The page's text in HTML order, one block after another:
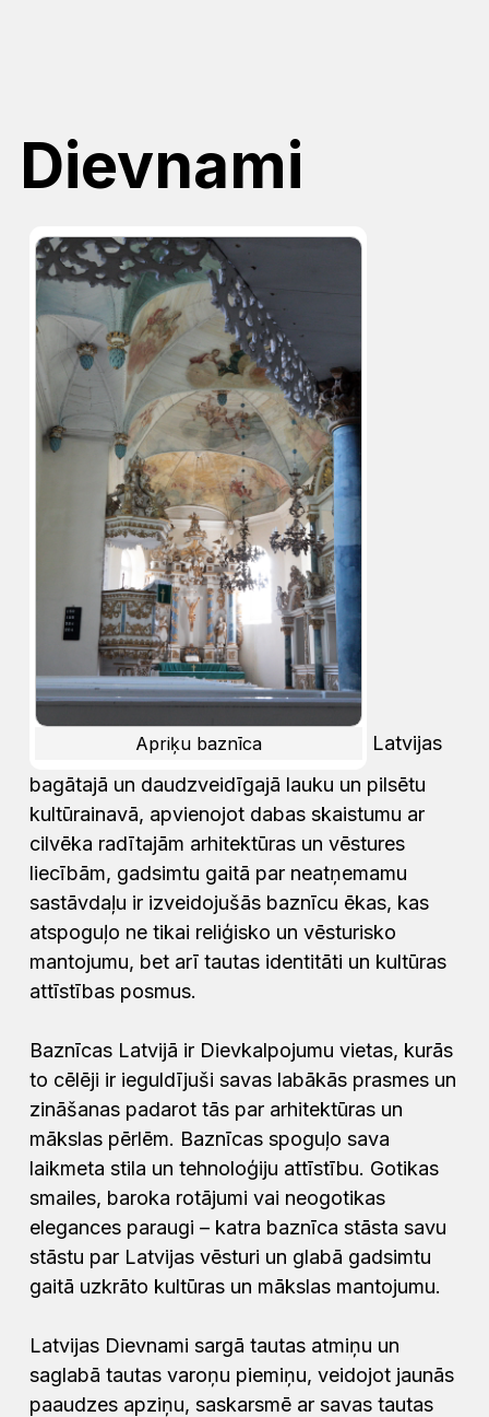
Dievnami
Apriķu baznīca
Latvijas
bagātajā un daudzveidīgajā lauku un pilsētu
kultūrainavā, apvienojot dabas skaistumu ar
cilvēka radītajām arhitektūras un vēstures
liecībām, gadsimtu gaitā par neatņemamu
sastāvdaļu ir izveidojušās baznīcu ēkas, kas
atspoguļo ne tikai reliģisko un vēsturisko
mantojumu, bet arī tautas identitāti un kultūras
attīstības posmus.
Baznīcas Latvijā ir Dievkalpojumu vietas, kurās
to cēlēji ir ieguldījuši savas labākās prasmes un
zināšanas padarot tās par arhitektūras un
mākslas pērlēm. Baznīcas spoguļo sava
laikmeta stila un tehnoloģiju attīstību. Gotikas
smailes, baroka rotājumi vai neogotikas
elegances paraugi – katra baznīca stāsta savu
stāstu par Latvijas vēsturi un glabā gadsimtu
gaitā uzkrāto kultūras un mākslas mantojumu.
Latvijas Dievnami sargā tautas atmiņu un
saglabā tautas varoņu piemiņu, veidojot jaunās
paaudzes apziņu, saskarsmē ar savas tautas